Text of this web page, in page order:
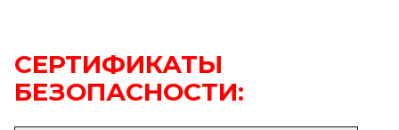
СЕРТИФИКАТЫ
БЕЗОПАСНОСТИ: